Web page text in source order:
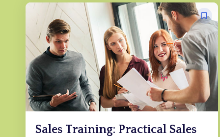
Sales Training: Practical Sales